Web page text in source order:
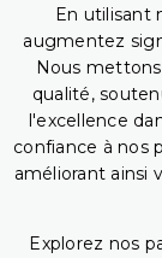
En utilisant
augmentez
Nous
qualité,
l'excellence
confiance à nos
améliorant ainsi
Explorez nos